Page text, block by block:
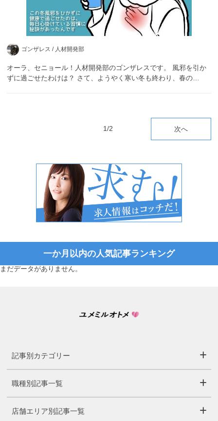
ゴンザレス / 人材開発部
オーラ、セニョール！人材開発部のゴンザレスです。 風邪を引か
ずに過ごせたわけは？ さて、ようやく寒い冬も終わり、春の…
1/2 次へ
一か月以内の人気記事ランキング
まだデータがありません。
記事別カテゴリー
職種別記事一覧
店舗エリア別記事一覧